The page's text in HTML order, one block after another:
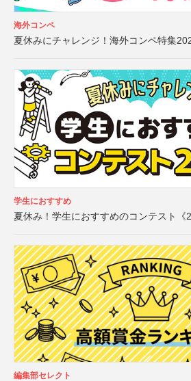
海外コンペ
夏休みにチャレンジ！海外コンペ特集
学生におすすめ
夏休み！学生におすすめのコンテスト《
編集部セレクト